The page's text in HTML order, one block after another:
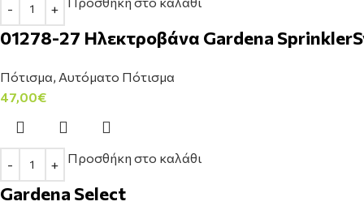
01278-27 Ηλεκτροβάνα Gardena
Πότισμα, Αυτόματο Πότισμα
47,00€
Προσθήκη στο καλάθι
Gardena Select